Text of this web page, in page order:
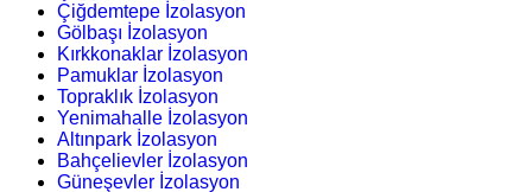
Çiğdemtepe İzolasyon
Gölbaşı İzolasyon
Kırkkonaklar İzolasyon
Pamuklar İzolasyon
Topraklık İzolasyon
Yenimahalle İzolasyon
Altınpark İzolasyon
Bahçelievler İzolasyon
Güneşevler İzolasyon